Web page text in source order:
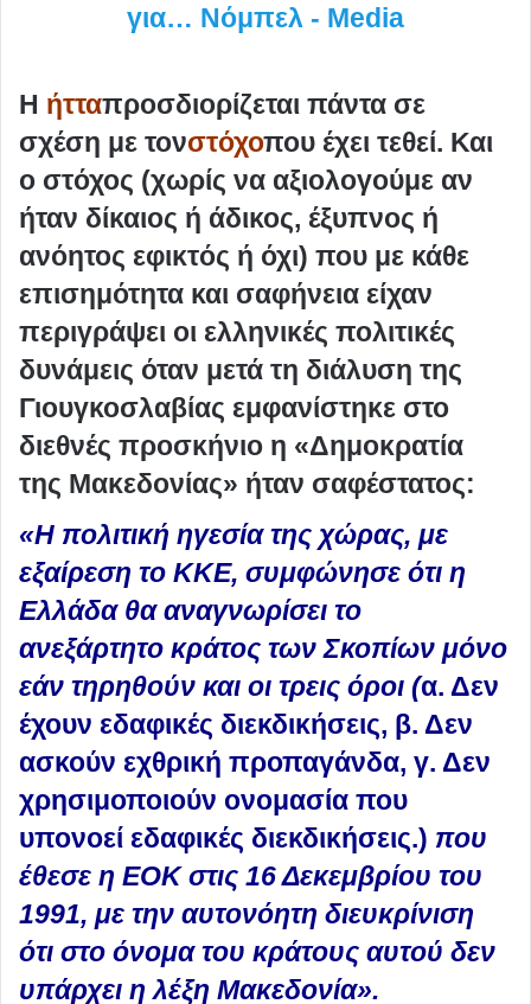
Η ήτταπροσδιορίζεται πάντα σε
σχέση με τονστόχοπου έχει τεθεί. Και
ο στόχος (χωρίς να αξιολογούμε αν
ήταν δίκαιος ή άδικος, έξυπνος ή
ανόητος εφικτός ή όχι) που με κάθε
επισημότητα και σαφήνεια είχαν
περιγράψει οι ελληνικές πολιτικές
δυνάμεις όταν μετά τη διάλυση της
Γιουγκοσλαβίας εμφανίστηκε στο
διεθνές προσκήνιο η «Δημοκρατία
της Μακεδονίας» ήταν σαφέστατος:
«Η πολιτική ηγεσία της χώρας, με
εξαίρεση το ΚΚΕ, συμφώνησε ότι η
Ελλάδα θα αναγνωρίσει το
ανεξάρτητο κράτος των Σκοπίων μόνο
εάν τηρηθούν και οι τρεις όροι (α. Δεν
έχουν εδαφικές διεκδικήσεις, β. Δεν
ασκούν εχθρική προπαγάνδα, γ. Δεν
χρησιμοποιούν ονομασία που
υπονοεί εδαφικές διεκδικήσεις.) που
έθεσε η ΕΟΚ στις 16 Δεκεμβρίου του
1991, με την αυτονόητη διευκρίνιση
ότι στο όνομα του κράτους αυτού δεν
υπάρχει η λέξη Μακεδονία».